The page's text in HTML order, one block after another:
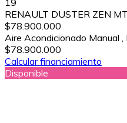
RENAULT DUSTER ZEN
$78.900.000
Aire Acondicionado Manual
$78.900.000
Calcular financiamiento
Disponible